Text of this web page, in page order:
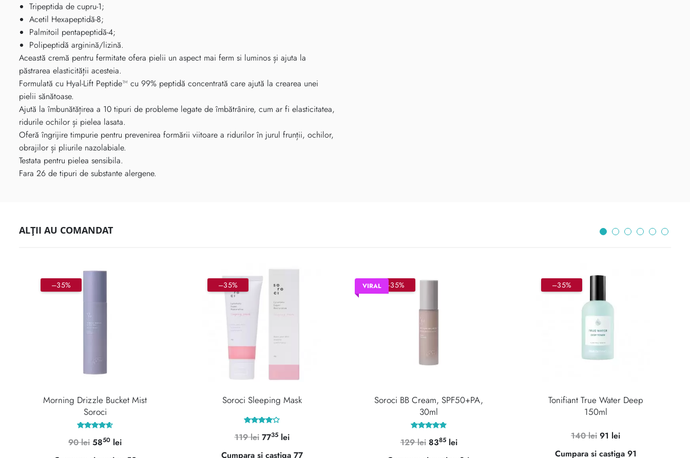
Tripeptida de cupru-1;
Acetil Hexapeptidă-8;
Palmitoil pentapeptidă-4;
Polipeptidă arginină/lizină.
Această cremă pentru fermitate ofera pielii un aspect mai ferm si luminos și ajuta la
păstrarea elasticității acesteia.
Formulată cu Hyal-Lift Peptide™ cu 99% peptidă concentrată care ajută la crearea unei
pielii sănătoase.
Ajută la îmbunătățirea a 10 tipuri de probleme legate de îmbătrânire, cum ar fi elasticitatea,
ridurile ochilor și pielea lasata.
Oferă îngrijire timpurie pentru prevenirea formării viitoare a ridurilor în jurul frunții, ochilor,
obrajilor și pliurile nazolabiale.
Testata pentru pielea sensibila.
Fara 26 de tipuri de substante alergene.
ALȚII AU COMANDAT
–35%
Morning Drizzle Bucket Mist
Soroci
4.67
din 5
90lei Prețul
inițial
5850 leiPrețul
curent
–35%
Soroci Sleeping Mask
la
4.00
119lei Prețul
inițial
7735 leiPrețul
curent
Cumpara si castiga 77
–35%
VIRAL
Soroci BB Cream, SPF50+PA,
30ml
4.97
din 5
129lei Prețul
inițial
8385 leiPrețul
curent
–35%
Tonifiant True Water Deep
150ml
140lei Prețul
inițial
91 leiPrețul
curent
Cumpara si castiga 91